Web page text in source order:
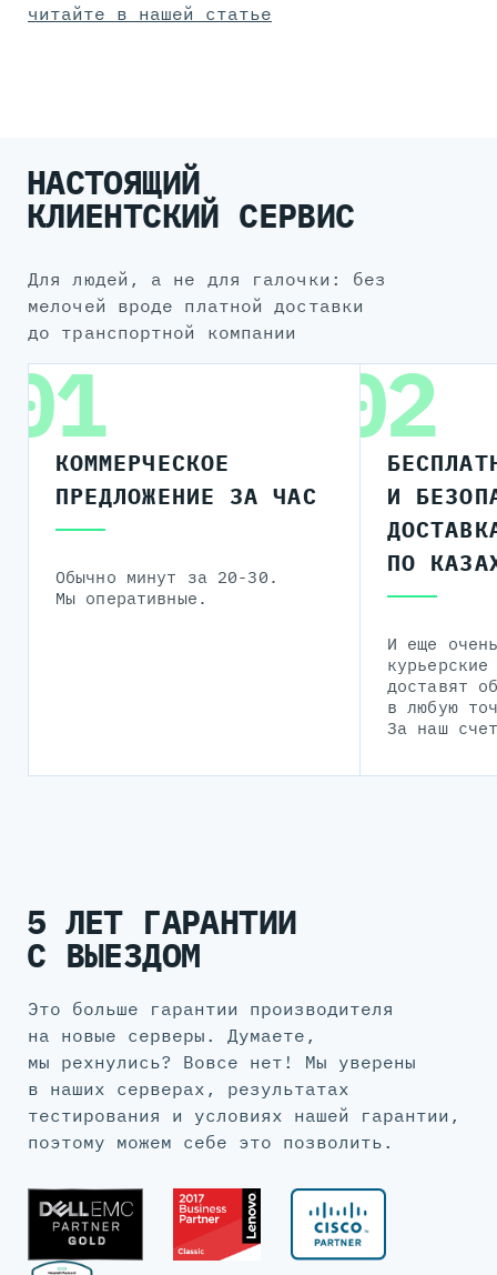
читайте в нашей статье
НАСТОЯЩИЙ
КЛИЕНТСКИЙ СЕРВИС
для людей, а не для галочки: без
мелочей вроде платной доставки
до транспортной компании
01
КОММЕРЧЕСКОЕ
ПРЕДЛОЖЕНИЕ ЗА ЧАС
Обычно минут за 20-30.
Мы оперативные.
02
И
ПО
И еще
доставят
в любую
За наш
5 ЛЕТ ГАРАНТИИ
С ВЫЕЗДОМ
Это больше гарантии производителя
на новые серверы. Думаете,
мы рехнулись? Вовсе нет! Мы уверены
в наших серверах, результатах
тестирования и условиях нашей гарантии,
поэтому можем себе это позволить.